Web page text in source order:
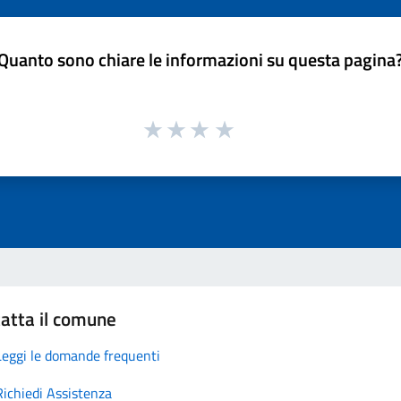
sono chiare le informazioni su questa
il comune
le domande frequenti
Assistenza